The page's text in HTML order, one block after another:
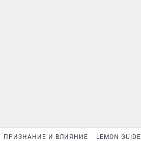
ПРИЗНАНИЕ И ВЛИЯНИЕ LEMON GUIDE